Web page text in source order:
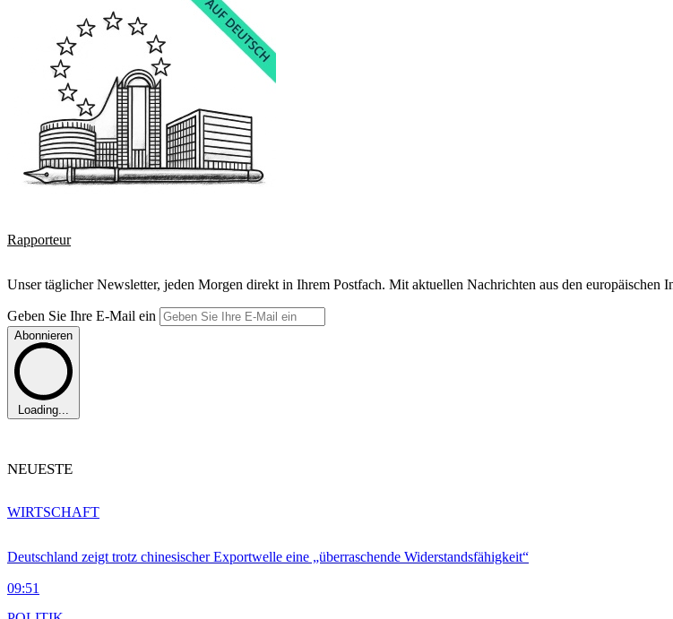
Rapporteur
Unser täglicher Newsletter, jeden Morgen direkt in Ihrem Postfach. Mit aktuellen Nachrichten aus den
Geben Sie Ihre E-Mail ein
Abonnieren
Loading...
NEUESTE
Deutschland zeigt trotz chinesischer Exportwelle eine „überraschende Widerstandsfähigkeit“
09:51
WIRTSCHAFT